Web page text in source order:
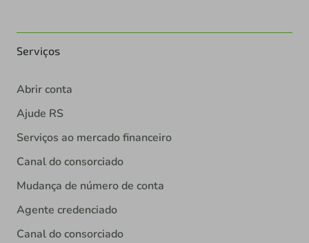
Serviços
Abrir conta
Ajude RS
Serviços ao mercado financeiro
Canal do consorciado
Mudança de número de conta
Agente credenciado
Canal do consorciado